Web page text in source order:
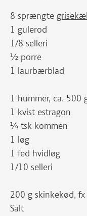
8 sprængte
1 gulerod
1/8 selleri
½ porre
1 laurbærblad
1 hummer, ca. 500
1 kvist estragon
¼ tsk kommen
1 løg
1 fed hvidløg
1/10 selleri
200 g skinkekød, fx
Salt